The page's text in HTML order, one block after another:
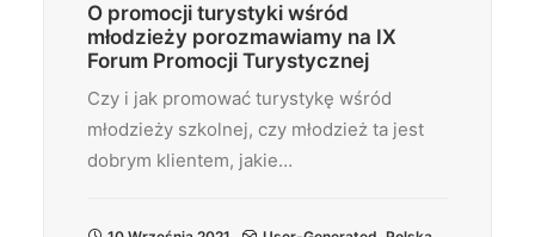
O promocji turystyki wśród
młodzieży porozmawiamy na IX
Forum Promocji Turystycznej
Czy i jak promować turystykę wśród
młodzieży szkolnej, czy młodzież ta jest
dobrym klientem, jakie…